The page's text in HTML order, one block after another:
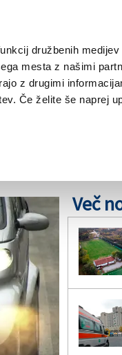
družbenih medijev
mesta z našimi
z drugimi
Če želite še naprej
ŠPORT ŠE
Več